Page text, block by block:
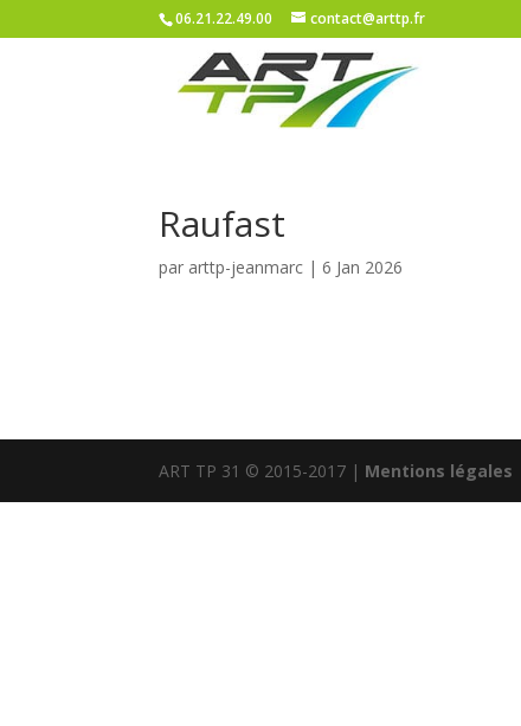
06.21.22.49.00 contact@arttp.fr
Raufast
par arttp-jeanmarc |6 Jan 2026
ART TP 31 © 2015-2017 | Mentions légales